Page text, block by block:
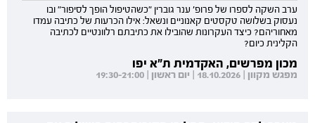
ערב השקה לספרו של פרופ' ענר גוברין "כשהטיפול הופך לסיפור" ובו
נעסוק בשלושה טקסטים קאנוניים ונשאל: אילו הכרעות של כתיבה עמדו
מאחוריהם? כיצד העקרונות שהובילו את כתיבתם רלוונטיים לכתיבה
הקלינית כיום?
מכון מפרשים, האקדמית ת"א יפו
מפגש מקוון | 18.10.2026 | יום ראשון | 19:30-21:00